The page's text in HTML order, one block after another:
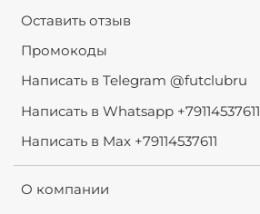
Оставить отзыв
Промокоды
Написать в Telegram @futclubru
Написать в Whatsapp +79114537611
Написать в Max +79114537611
О компании